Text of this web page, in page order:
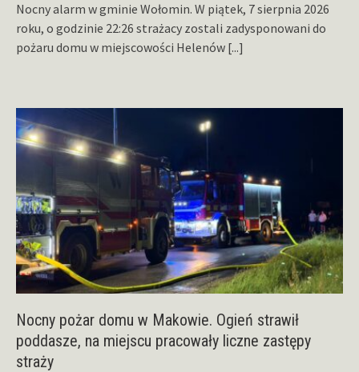
Nocny alarm w gminie Wołomin. W piątek, 7 sierpnia 2026
roku, o godzinie 22:26 strażacy zostali zadysponowani do
pożaru domu w miejscowości Helenów [...]
Nocny pożar domu w Makowie. Ogień strawił
poddasze, na miejscu pracowały liczne zastępy
straży